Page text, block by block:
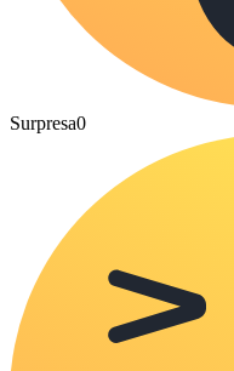
Surpresa0